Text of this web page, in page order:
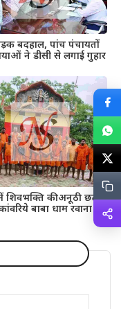
बदहाल, पांच पंचायतों
ने डीसी से लगाई गुहार
शिवभक्ति की अनूठी छटा,
बाबा धाम रवाना